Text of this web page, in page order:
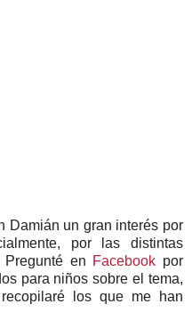
Damián un gran interés por
por las distintas
en Facebook por
para niños sobre el tema,
los que me han